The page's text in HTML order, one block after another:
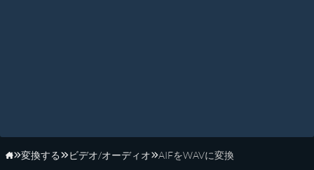
ホーム
変換する ビデオ/オーディオ AIFをWAVに変換